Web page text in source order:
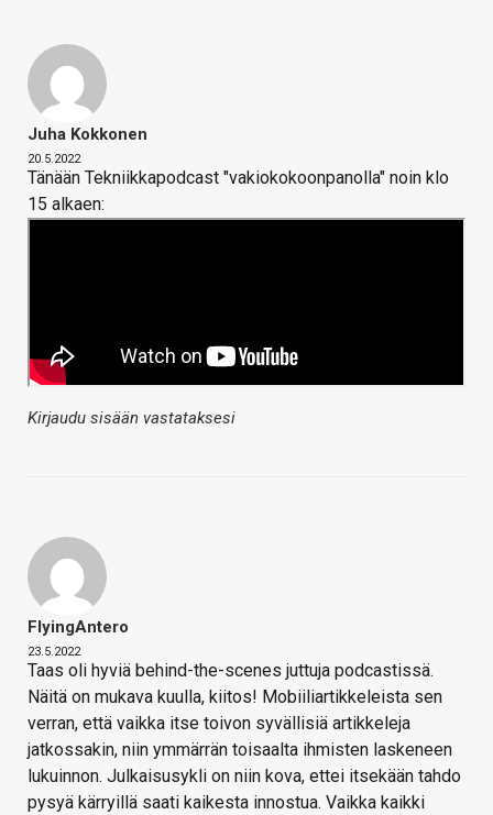
Juha Kokkonen
20.5.2022
Tänään Tekniikkapodcast "vakiokokoonpanolla" noin klo
15 alkaen:
Kirjaudu sisään vastataksesi
FlyingAntero
23.5.2022
Taas oli hyviä behind-the-scenes juttuja podcastissä.
Näitä on mukava kuulla, kiitos! Mobiiliartikkeleista sen
verran, että vaikka itse toivon syvällisiä artikkeleja
jatkossakin, niin ymmärrän toisaalta ihmisten laskeneen
lukuinnon. Julkaisusykli on niin kova, ettei itsekään tahdo
pysyä kärryillä saati kaikesta innostua. Vaikka kaikki